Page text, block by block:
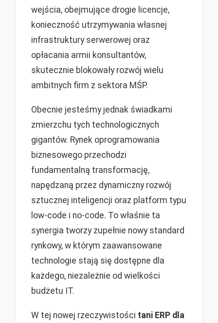
wejścia, obejmujące drogie licencje,
konieczność utrzymywania własnej
infrastruktury serwerowej oraz
opłacania armii konsultantów,
skutecznie blokowały rozwój wielu
ambitnych firm z sektora MŚP.
Obecnie jesteśmy jednak świadkami
zmierzchu tych technologicznych
gigantów. Rynek oprogramowania
biznesowego przechodzi
fundamentalną transformację,
napędzaną przez dynamiczny rozwój
sztucznej inteligencji oraz platform typu
low-code i no-code. To właśnie ta
synergia tworzy zupełnie nowy standard
rynkowy, w którym zaawansowane
technologie stają się dostępne dla
każdego, niezależnie od wielkości
budżetu IT.
W tej nowej rzeczywistości tani ERP dla